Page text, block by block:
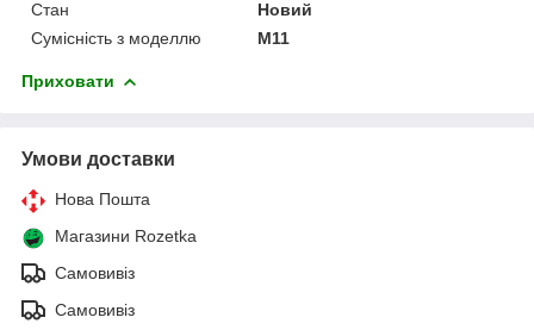
Стан
Новий
Сумісність з моделлю
M11
Приховати
Умови доставки
Нова Пошта
Магазини Rozetka
Самовивіз
Самовивіз